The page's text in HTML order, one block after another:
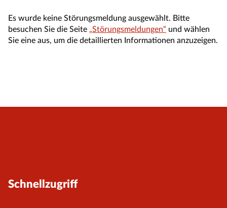
Es wurde keine Störungsmeldung ausgewählt. Bitte
besuchen Sie die Seite „Störungsmeldungen“ und wählen
Sie eine aus, um die detaillierten Informationen anzuzeigen.
Schnellzugriff